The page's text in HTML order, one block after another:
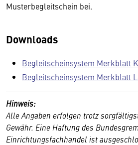
Musterbegleitschein bei.
Downloads
Begleitscheinsystem Merkblatt
Begleitscheinsystem Merkblatt
Hinweis:
Alle Angaben erfolgen trotz
Gewähr. Eine Haftung des
Einrichtungsfachhandel ist